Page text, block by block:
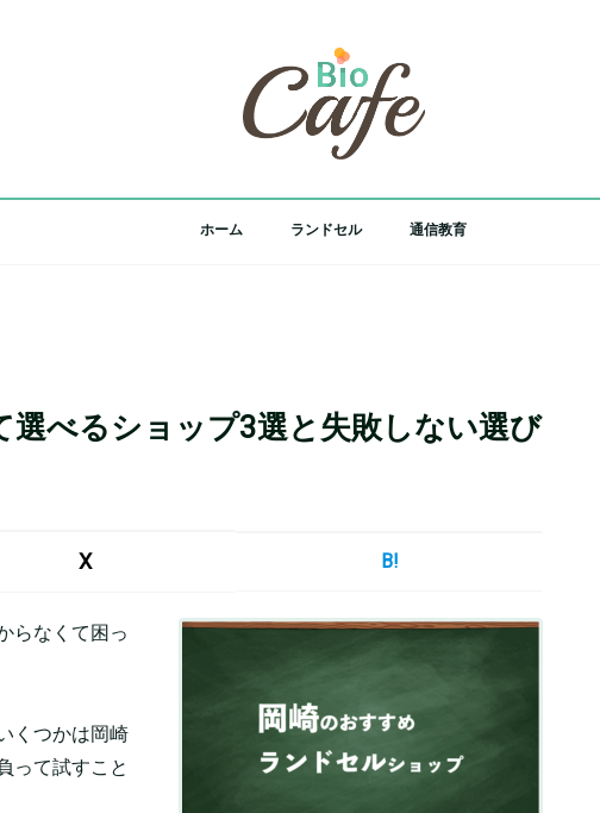
ホーム ランドセル 通信教育
選べるショップ3選と失敗しない選び
X B!
らなくて困っ
くつかは岡崎
って試すこと